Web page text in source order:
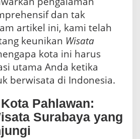
dan tak
artikel ini, kami telah
keunikan Wisata
kota ini harus
utama Anda ketika
berwisata di Indonesia.
Pahlawan:
Surabaya yang